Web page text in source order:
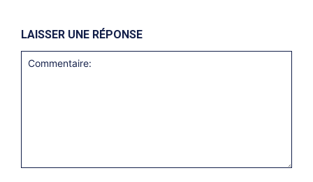
LAISSER UNE RÉPONSE